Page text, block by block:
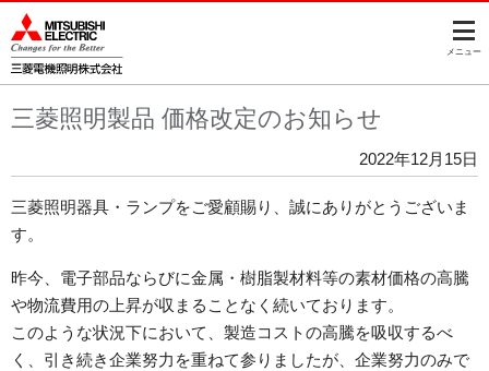
メニュー
三菱照明製品 価格改定のお知らせ
2022年12月15日
三菱照明器具・ランプをご愛顧賜り、誠にありがとうございま
す。
昨今、電子部品ならびに金属・樹脂製材料等の素材価格の高騰
や物流費用の上昇が収まることなく続いております。
このような状況下において、製造コストの高騰を吸収するべ
く、引き続き企業努力を重ねて参りましたが、企業努力のみで